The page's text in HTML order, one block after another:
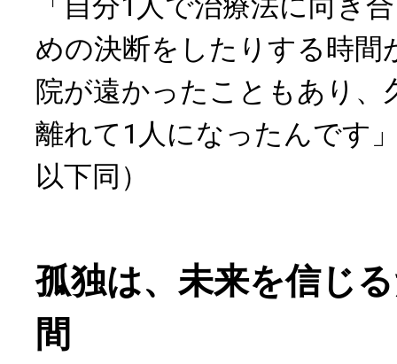
めの決断をしたりする時間
院が遠かったこともあり、
離れて1人になったんです
以下同）
孤独は、未来を信じ
間